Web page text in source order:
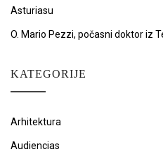
Asturiasu
O. Mario Pezzi, počasni doktor iz
KATEGORIJE
Arhitektura
Audiencias